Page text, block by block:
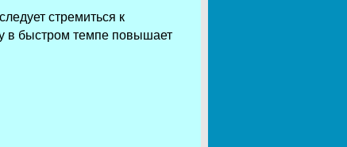
стремиться к
в быстром темпе повышает